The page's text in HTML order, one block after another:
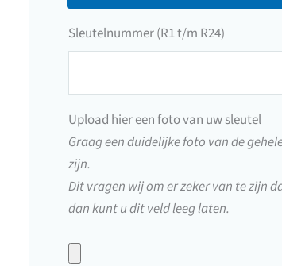
Sleutelnummer (R1 t/m R24)
R24)
Upload hier een foto van uw sleutel
Graag een duidelijke foto van de
zijn.
Dit vragen wij om er zeker van te zijn
dan kunt u dit veld leeg laten.